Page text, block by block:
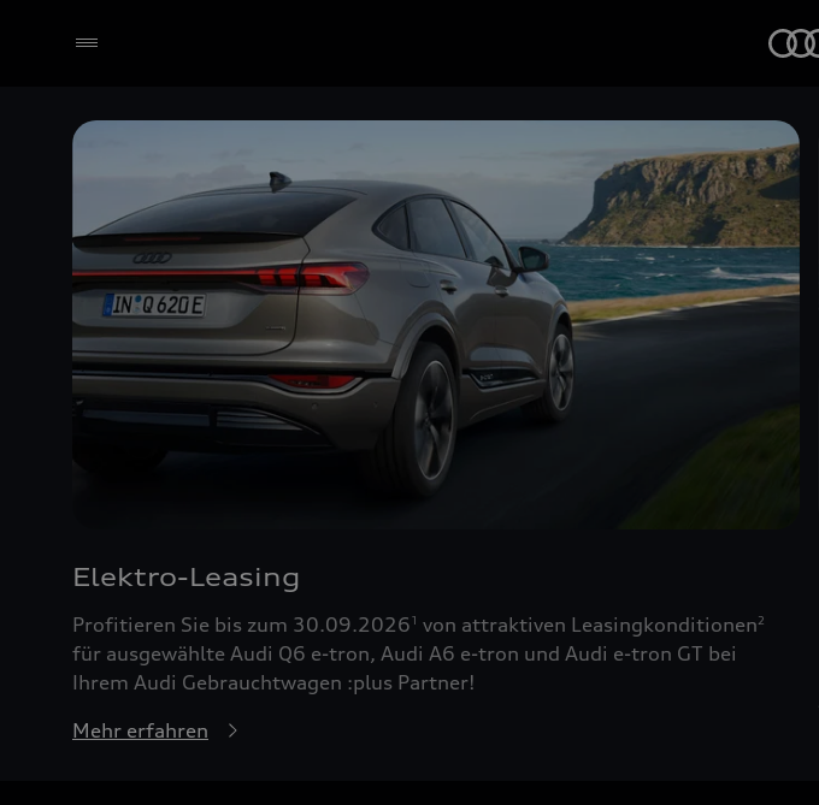
Elektro-Leasing
Profitieren Sie bis zum 30.09.20261 von attraktiven Leasingkonditionen2
für ausgewählte Audi Q6 e-tron, Audi A6 e-tron und Audi e-tron GT bei
Ihrem Audi Gebrauchtwagen :plus Partner!
Mehr erfahren